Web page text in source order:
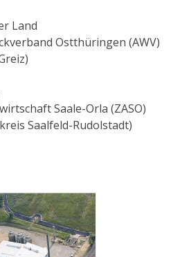
Land
Ostthüringen (AWV)
Saale-Orla (ZASO)
Saalfeld-Rudolstadt)